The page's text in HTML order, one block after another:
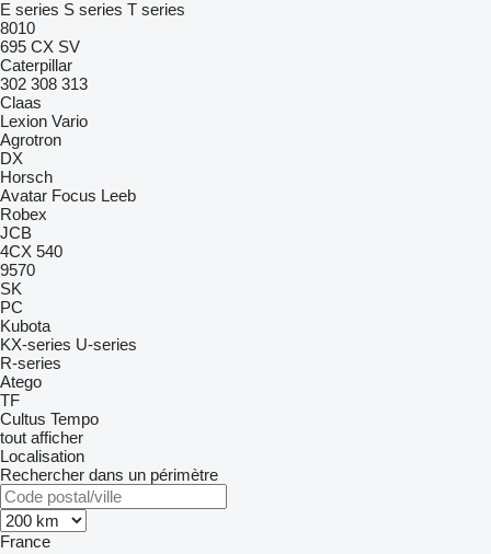
E series S series T series
8010
695 CX SV
Caterpillar
302 308 313
Claas
Lexion Vario
Agrotron
DX
Horsch
Avatar Focus Leeb
Robex
JCB
4CX 540
9570
SK
PC
Kubota
KX-series U-series
R-series
Atego
TF
Cultus Tempo
tout afficher
Localisation
Rechercher dans un périmètre
France